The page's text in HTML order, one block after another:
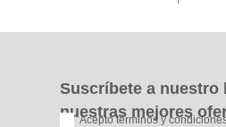
Suscríbete a nuestro
nuestras mejores
Acepto términos y